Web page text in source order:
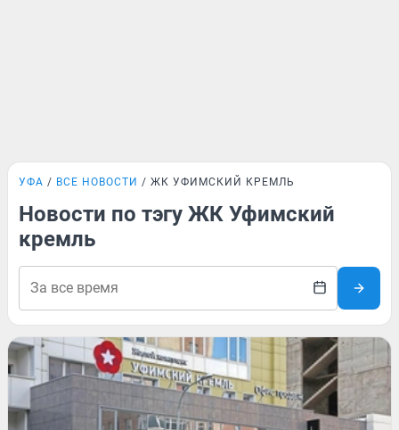
УФА ВСЕ НОВОСТИ ЖК УФИМСКИЙ КРЕМЛЬ
Новости по тэгу ЖК Уфимский
кремль